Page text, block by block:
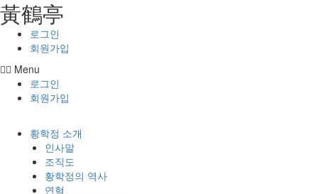
콘텐츠로
건너뛰기
⿈鶴亭
로그인
회원가입
Menu
로그인
회원가입
황학정 소개
인사말
조직도
황학정의 역사
연혁